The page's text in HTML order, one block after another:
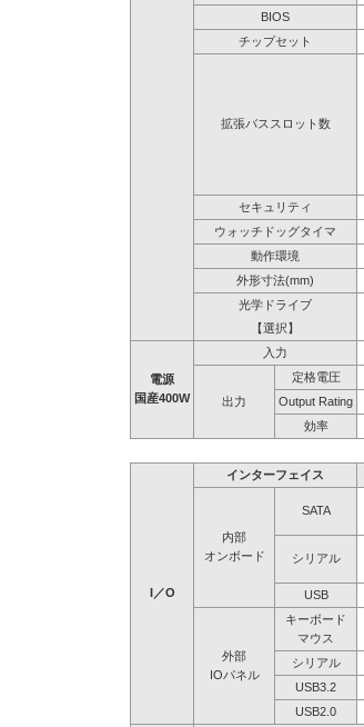
BIOS
チップセット
拡張バススロット数
セキュリティ
ウォッチドッグタイマ
動作環境
外形寸法(mm)
光学ドライブ
【選択】
電源
国産400W
入力
出力
定格電圧
Output Rating
効率
I／O
インターフェイス
内部
オンボード
SATA
シリアル
USB
外部
IOパネル
キーボード
マウス
シリアル
USB3.2
USB2.0